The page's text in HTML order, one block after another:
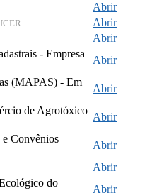
Abrir
Abrir
Abrir
- Empresa
Abrir
(MAPAS) - Em
Abrir
de Agrotóxico
Abrir
e Convênios -
Abrir
Abrir
do
Abrir